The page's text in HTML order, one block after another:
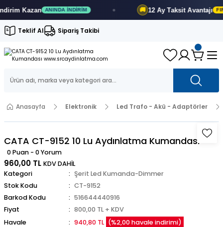
Kazan ANINDA İNDIRIM 12 AyTaksit Avantajı
Teklif Al Sipariş Takibi
Anasayfa Elektronik Led Trafo - Akü - Adaptörler
CATA CT-9152 10 Lu Aydınlatma Kumandası
0 Puan - 0 Yorum
960,00 TL KDV DAHİL
Kategori
Şerit Led Kumanda-Dimmer
Stok Kodu
CT-9152
Barkod Kodu
516644440916
Fiyat
800,00 TL + KDV
Havale
940,80 TL (%2,00 havale indirimi)